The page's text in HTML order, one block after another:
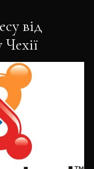
від